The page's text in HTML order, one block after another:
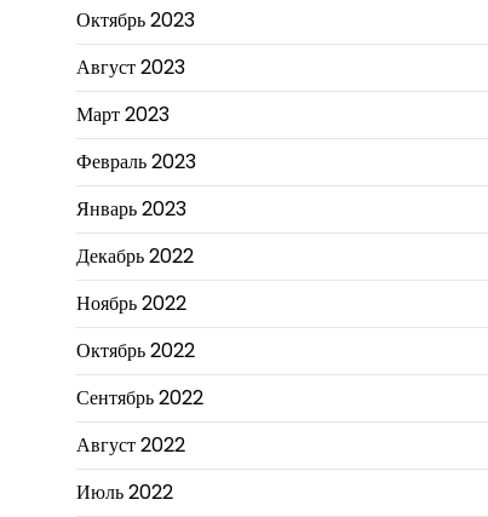
Октябрь 2023
Август 2023
Март 2023
Февраль 2023
Январь 2023
Декабрь 2022
Ноябрь 2022
Октябрь 2022
Сентябрь 2022
Август 2022
Июль 2022